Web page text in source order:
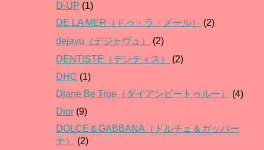
D-UP (1)
DE LA MER（ドゥ・ラ・メール）
(2)
dejavu（デジャヴュ）
(2)
DENTISTE（デンティス）
(2)
DHC (1)
Diane Be True（ダイアンビートゥルー）
(4)
Dior (9)
DOLCE＆GABBANA（ドルチェ＆ガッバー
ナ）
(2)